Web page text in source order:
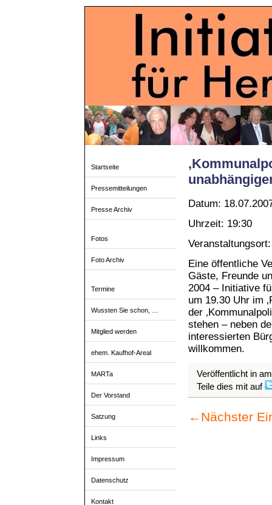
Startseite
Pressemitteilungen
Presse Archiv
Fotos
Foto Archiv
Termine
Wussten Sie schon, …
Mitglied werden
ehem. Kaufhof-Areal
MARTa
Der Vorstand
Satzung
Links
Impressum
Datenschutz
Kontakt
Datum:
Uhrzeit: 19:30
Eine öffentliche
Gäste, Freunde
2004 – Initiative
um 19.30 Uhr im
der
stehen – neben
interessierten
willkommen.
Veröffentlicht in
Teile dies mit auf
← Nächster